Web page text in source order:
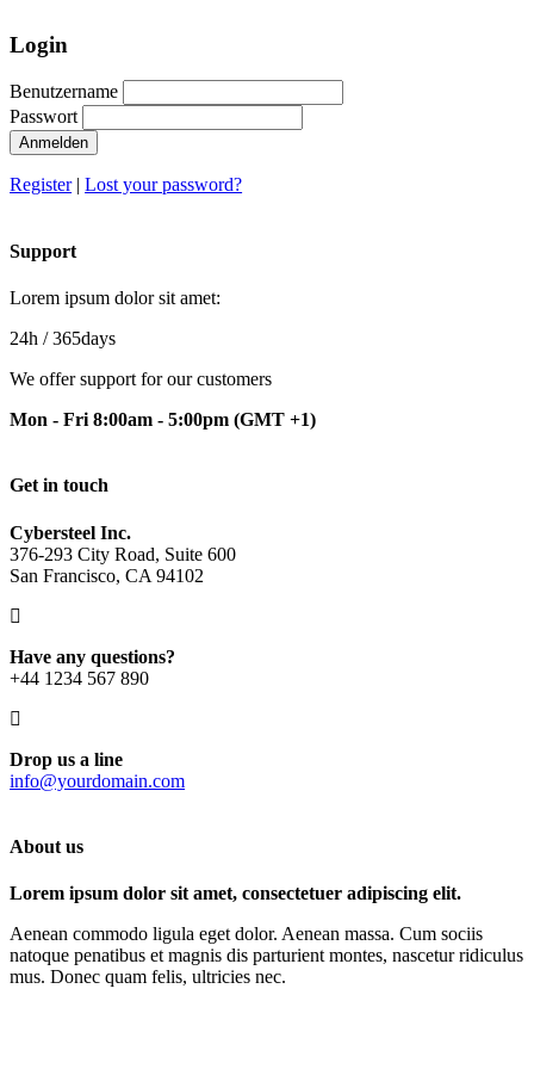
Login
Benutzername
Passwort
Anmelden
Register|Lost your password?
Support
Lorem ipsum dolor sit amet:
24h / 365days
We offer support for our customers
Mon - Fri 8:00am - 5:00pm(GMT +1)
Get in touch
Cybersteel Inc.
376-293 City Road, Suite 600
San Francisco, CA 94102
Have any questions?
+44 1234 567 890
Drop us a line
info@yourdomain.com
About us
Lorem ipsum dolor sit amet, consectetuer adipiscing elit.
Aenean commodo ligula eget dolor. Aenean massa. Cum sociis
natoque penatibus et magnis dis parturient montes, nascetur ridiculus
mus. Donec quam felis, ultricies nec.